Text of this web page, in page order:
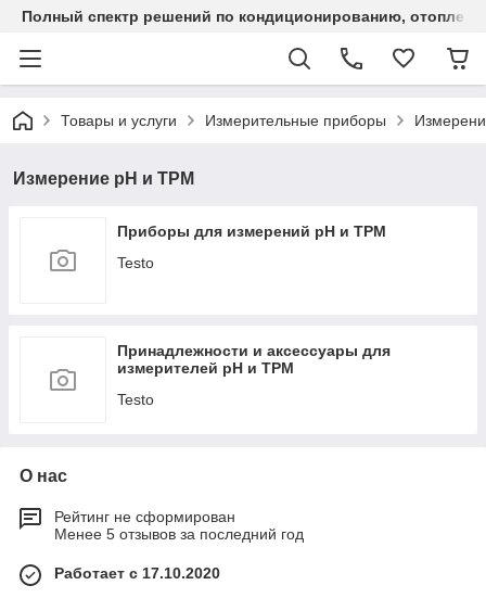
Полный спектр решений по кондиционированию,
Товары и услуги Измерительные приборы
Измерение pH и TPM
Приборы для измерений pH и TPM
Testo
Принадлежности и аксессуары для
измерителей pH и TPM
Testo
О нас
Рейтинг не сформирован
Менее 5 отзывов за последний год
Работает с 17.10.2020